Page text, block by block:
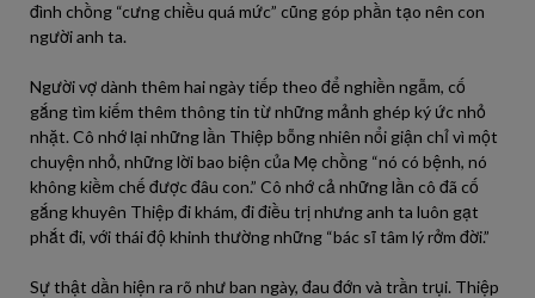
đình chồng “cưng chiều quá mức” cũng góp phần tạo nên con
người anh ta.
Người vợ dành thêm hai ngày tiếp theo để nghiền ngẫm, cố
gắng tìm kiếm thêm thông tin từ những mảnh ghép ký ức nhỏ
nhặt. Cô nhớ lại những lần Thiệp bỗng nhiên nổi giận chỉ vì một
chuyện nhỏ, những lời bao biện của Mẹ chồng “nó có bệnh, nó
không kiềm chế được đâu con.” Cô nhớ cả những lần cô đã cố
gắng khuyên Thiệp đi khám, đi điều trị nhưng anh ta luôn gạt
phắt đi, với thái độ khinh thường những “bác sĩ tâm lý rởm đời.”
Sự thật dần hiện ra rõ như ban ngày, đau đớn và trần trụi. Thiệp